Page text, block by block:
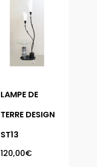
LAMPE DE
TERRE DESIGN
ST13
120,00€
Meubles
Armoire
Chaise